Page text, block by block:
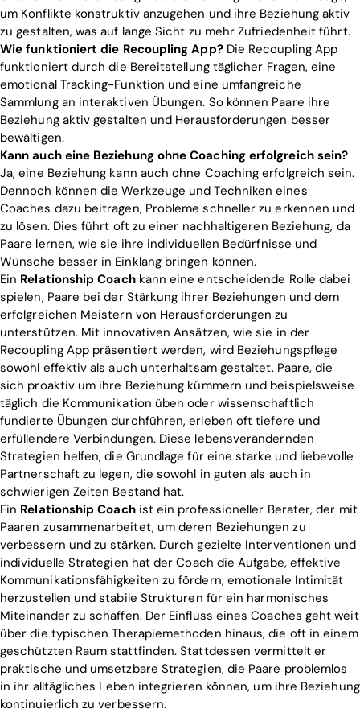
um Konflikte konstruktiv anzugehen und ihre Beziehung aktiv
zu gestalten, was auf lange Sicht zu mehr Zufriedenheit führt.
Wie funktioniert die Recoupling App?Die Recoupling App
funktioniert durch die Bereitstellung täglicher Fragen, eine
emotional Tracking-Funktion und eine umfangreiche
Sammlung an interaktiven Übungen. So können Paare ihre
Beziehung aktiv gestalten und Herausforderungen besser
bewältigen.
Kann auch eine Beziehung ohne Coaching erfolgreich sein?
Ja, eine Beziehung kann auch ohne Coaching erfolgreich sein.
Dennoch können die Werkzeuge und Techniken eines
Coaches dazu beitragen, Probleme schneller zu erkennen und
zu lösen. Dies führt oft zu einer nachhaltigeren Beziehung, da
Paare lernen, wie sie ihre individuellen Bedürfnisse und
Wünsche besser in Einklang bringen können.
Ein Relationship Coachkann eine entscheidende Rolle dabei
spielen, Paare bei der Stärkung ihrer Beziehungen und dem
erfolgreichen Meistern von Herausforderungen zu
unterstützen. Mit innovativen Ansätzen, wie sie in der
Recoupling App präsentiert werden, wird Beziehungspflege
sowohl effektiv als auch unterhaltsam gestaltet. Paare, die
sich proaktiv um ihre Beziehung kümmern und beispielsweise
täglich die Kommunikation üben oder wissenschaftlich
fundierte Übungen durchführen, erleben oft tiefere und
erfüllendere Verbindungen. Diese lebensverändernden
Strategien helfen, die Grundlage für eine starke und liebevolle
Partnerschaft zu legen, die sowohl in guten als auch in
schwierigen Zeiten Bestand hat.
Ein Relationship Coachist ein professioneller Berater, der mit
Paaren zusammenarbeitet, um deren Beziehungen zu
verbessern und zu stärken. Durch gezielte Interventionen und
individuelle Strategien hat der Coach die Aufgabe, effektive
Kommunikationsfähigkeiten zu fördern, emotionale Intimität
herzustellen und stabile Strukturen für ein harmonisches
Miteinander zu schaffen. Der Einfluss eines Coaches geht weit
über die typischen Therapiemethoden hinaus, die oft in einem
geschützten Raum stattfinden. Stattdessen vermittelt er
praktische und umsetzbare Strategien, die Paare problemlos
in ihr alltägliches Leben integrieren können, um ihre Beziehung
kontinuierlich zu verbessern.